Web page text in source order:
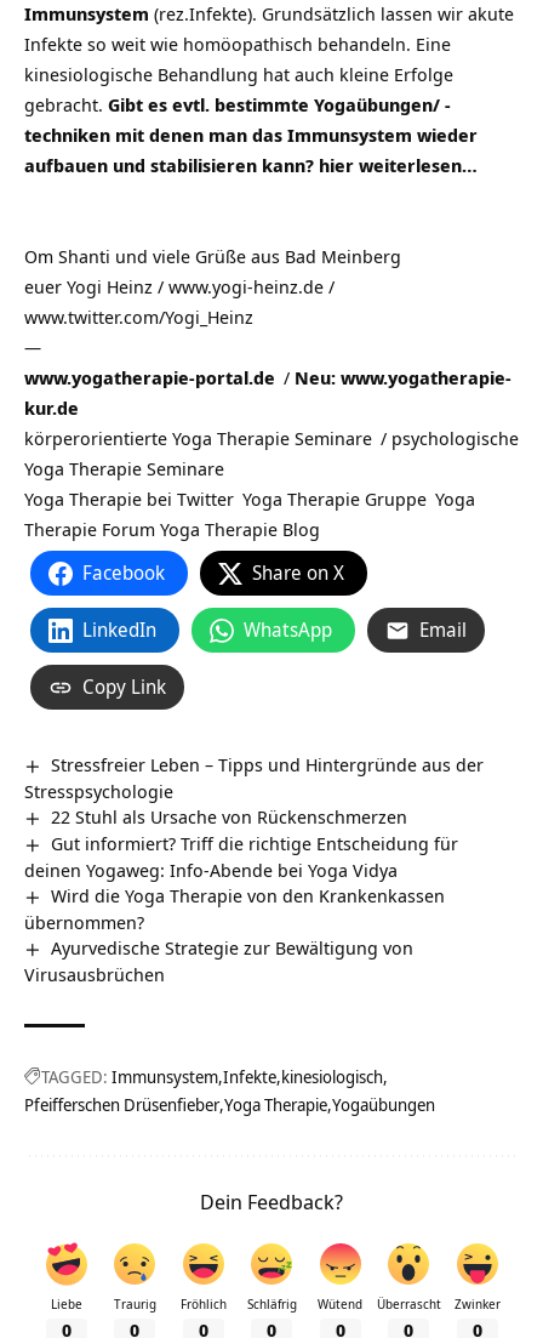
Immunsystem (rez.Infekte). Grundsätzlich lassen wir akute
Infekte so weit wie homöopathisch behandeln. Eine
kinesiologische Behandlung hat auch kleine Erfolge
gebracht. Gibt es evtl. bestimmte Yogaübungen/ -
techniken mit denen man das Immunsystem wieder
aufbauen und stabilisieren kann? hier weiterlesen…
Om Shanti und viele Grüße aus Bad Meinberg
euer Yogi Heinz / www.yogi-heinz.de /
www.twitter.com/Yogi_Heinz
—
www.yogatherapie-portal.de / Neu: www.yogatherapie-
kur.de
körperorientierte Yoga Therapie Seminare / psychologische
Yoga Therapie Seminare
Yoga Therapie bei Twitter Yoga Therapie Gruppe Yoga
Therapie Forum Yoga Therapie Blog
Facebook Share on X
LinkedIn WhatsApp Email
Copy Link
Stressfreier Leben – Tipps und Hintergründe aus der
Stresspsychologie
22 Stuhl als Ursache von Rückenschmerzen
Gut informiert? Triff die richtige Entscheidung für
deinen Yogaweg: Info-Abende bei Yoga Vidya
Wird die Yoga Therapie von den Krankenkassen
übernommen?
Ayurvedische Strategie zur Bewältigung von
Virusausbrüchen
TAGGED: Immunsystem Infekte kinesiologisch
Pfeifferschen Drüsenfieber Yoga Therapie Yogaübungen
Dein Feedback?
Liebe
0
Traurig
0
Fröhlich
0
Schläfrig
0
Wütend
0
Überrascht
0
Zwinker
0